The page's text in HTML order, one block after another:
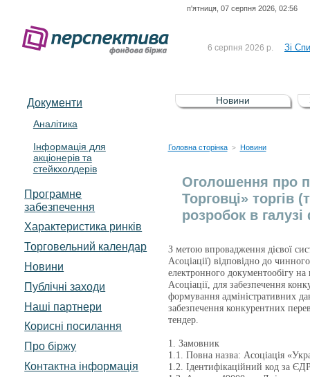
п'ятниця, 07 серпня 2026, 02:56
6 серпня 2026 р. Зі
5 серпня 2026 р.
Зі
UA4000232607)
4 серпня 2026 р.
Документи
Аналітика
Інформація для
акціонерів та
стейкхолдерів
Програмне
забезпечення
Характеристика pинків
Торговельний календар
Новини
Публічні заходи
Наші партнери
Корисні посилання
Про біржу
Контактна інформація
Новини
Головна сторінка > Новини
Оголошення про
Торговці» торгів
розробок в
З метою впровадження дієвої
Асоціації) відповідно до
електронного документообігу
Асоціації, для забезпечення
формування адміністративних
забезпечення конкурентних
тендер.
1. Замовник
1.1. Повна назва: Асоціація
1.2. Ідентифікаційний код за